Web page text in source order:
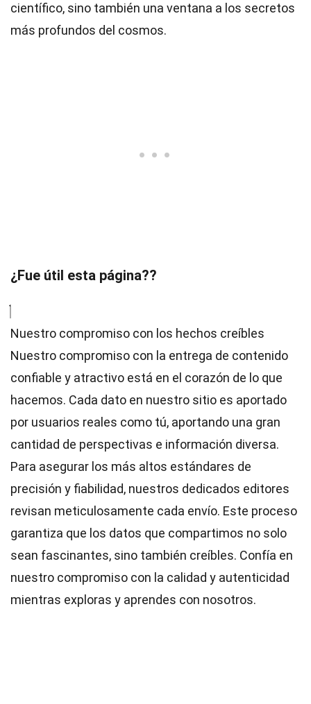
científico, sino también una ventana a los secretos
más profundos del cosmos.
¿Fue útil esta página??
Nuestro compromiso con los hechos creíbles
Nuestro compromiso con la entrega de contenido
confiable y atractivo está en el corazón de lo que
hacemos. Cada dato en nuestro sitio es aportado
por usuarios reales como tú, aportando una gran
cantidad de perspectivas e información diversa.
Para asegurar los más altos estándares de
precisión y fiabilidad, nuestros dedicados editores
revisan meticulosamente cada envío. Este proceso
garantiza que los datos que compartimos no solo
sean fascinantes, sino también creíbles. Confía en
nuestro compromiso con la calidad y autenticidad
mientras exploras y aprendes con nosotros.